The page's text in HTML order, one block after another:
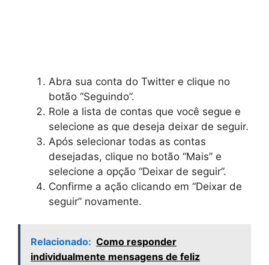
Abra sua conta do Twitter e clique no
botão “Seguindo”.
Role a lista de contas que você segue e
selecione as que deseja deixar de seguir.
Após selecionar todas as contas
desejadas, clique no botão “Mais” e
selecione a opção “Deixar de seguir”.
Confirme a ação clicando em “Deixar de
seguir” novamente.
Relacionado: Como responder
individualmente mensagens de feliz